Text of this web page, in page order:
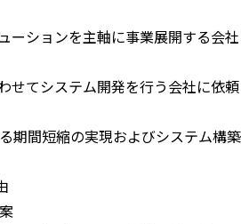
ーションを主軸に事業展開する会社
せてシステム開発を行う会社に依頼
期間短縮の実現およびシステム構築